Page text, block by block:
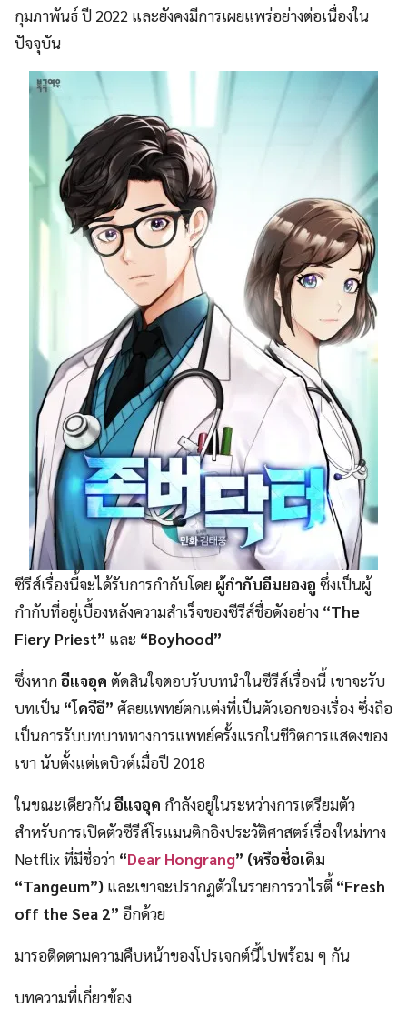
กุมภาพันธ์ ปี 2022 และยังคงมีการเผยแพร่อย่างต่อเนื่องใน
ปัจจุบัน
ซีรีส์เรื่องนี้จะได้รับการกำกับโดย ผู้กำกับอีมยองอู ซึ่งเป็นผู้
กำกับที่อยู่เบื้องหลังความสำเร็จของซีรีส์ชื่อดังอย่าง “The
Fiery Priest” และ “Boyhood”
ซึ่งหากอีแจอุค ตัดสินใจตอบรับบทนำในซีรีส์เรื่องนี้ เขาจะรับ
บทเป็น “โดจีอี” ศัลยแพทย์ตกแต่งที่เป็นตัวเอกของเรื่อง ซึ่งถือ
เป็นการรับบทบาททางการแพทย์ครั้งแรกในชีวิตการแสดงของ
เขา นับตั้งแต่เดบิวต์เมื่อปี 2018
ในขณะเดียวกันอีแจอุค กำลังอยู่ในระหว่างการเตรียมตัว
สำหรับการเปิดตัวซีรีส์โรแมนติกอิงประวัติศาสตร์เรื่องใหม่ทาง
Netflix ที่มีชื่อว่า “Dear Hongrang” (หรือชื่อเดิม
“Tangeum”) และเขาจะปรากฏตัวในรายการวาไรตี้ “Fresh
off the Sea 2” อีกด้วย
มารอติดตามความคืบหน้าของโปรเจกต์นี้ไปพร้อม ๆ กัน
บทความที่เกี่ยวข้อง